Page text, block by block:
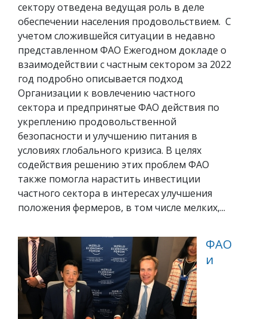
сектору отведена ведущая роль в деле
обеспечении населения продовольствием. С
учетом сложившейся ситуации в недавно
представленном ФАО Ежегодном докладе о
взаимодействии с частным сектором за 2022
год подробно описывается подход
Организации к вовлечению частного
сектора и предпринятые ФАО действия по
укреплению продовольственной
безопасности и улучшению питания в
условиях глобального кризиса. В целях
содействия решению этих проблем ФАО
также помогла нарастить инвестиции
частного сектора в интересах улучшения
положения фермеров, в том числе мелких,...
ФАО
и